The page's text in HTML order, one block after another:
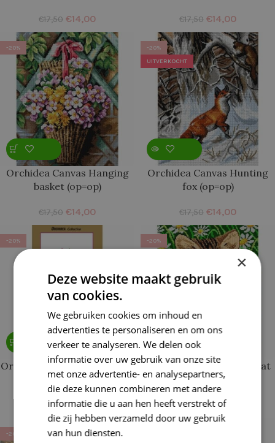
€17,50 €14,00 €17,50 €14,00
-20%
Orchidea Canvas Hanging
basket (op=op)
€17,50 €14,00
-20%
UITVERKOCHT
Orchidea Canvas Hunting
fox (op=op)
€17,50 €14,00
-20%
Orchidea Canvas Bouquet of
Wild Flowers (op=op)
17,50 €14,00
-20%
Orchidea Canvas Little cat
in a grass (op=op)
€18,95 €15,16
-20%
×
Deze website maakt gebruik
van cookies.
We gebruiken cookies om inhoud en
advertenties te personaliseren en om ons
verkeer te analyseren. We delen ook
informatie over uw gebruik van onze site
met onze advertentie- en analysepartners,
die deze kunnen combineren met andere
informatie die u aan hen heeft verstrekt of
die zij hebben verzameld door uw gebruik
van hun diensten.